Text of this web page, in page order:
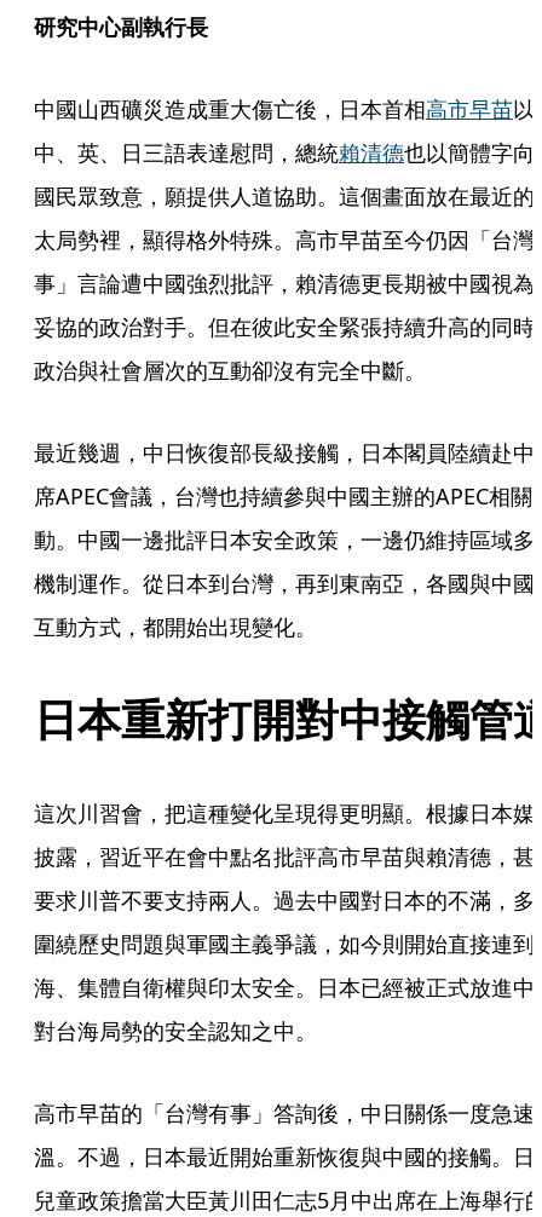
研究中心副執行長
中國山西礦災造成重大傷亡後，日本首相高市早苗以
中、英、日三語表達慰問，總統賴清德也以簡體字向
國民眾致意，願提供人道協助。這個畫面放在最近的
太局勢裡，顯得格外特殊。高市早苗至今仍因「台灣
事」言論遭中國強烈批評，賴清德更長期被中國視為
妥協的政治對手。但在彼此安全緊張持續升高的同時
政治與社會層次的互動卻沒有完全中斷。
最近幾週，中日恢復部長級接觸，日本閣員陸續赴中
席APEC會議，台灣也持續參與中國主辦的APEC相關
動。中國一邊批評日本安全政策，一邊仍維持區域多
機制運作。從日本到台灣，再到東南亞，各國與中國
互動方式，都開始出現變化。
日本重新打開對中接觸管
這次川習會，把這種變化呈現得更明顯。根據日本媒
披露，習近平在會中點名批評高市早苗與賴清德，甚
要求川普不要支持兩人。過去中國對日本的不滿，多
圍繞歷史問題與軍國主義爭議，如今則開始直接連到
海、集體自衛權與印太安全。日本已經被正式放進中
對台海局勢的安全認知之中。
高市早苗的「台灣有事」答詢後，中日關係一度急速
溫。不過，日本最近開始重新恢復與中國的接觸。日
兒童政策擔當大臣黃川田仁志5月中出席在上海舉行